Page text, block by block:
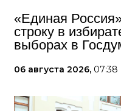
«Единая
строку в
выборах в
06 августа 2026, 07:38